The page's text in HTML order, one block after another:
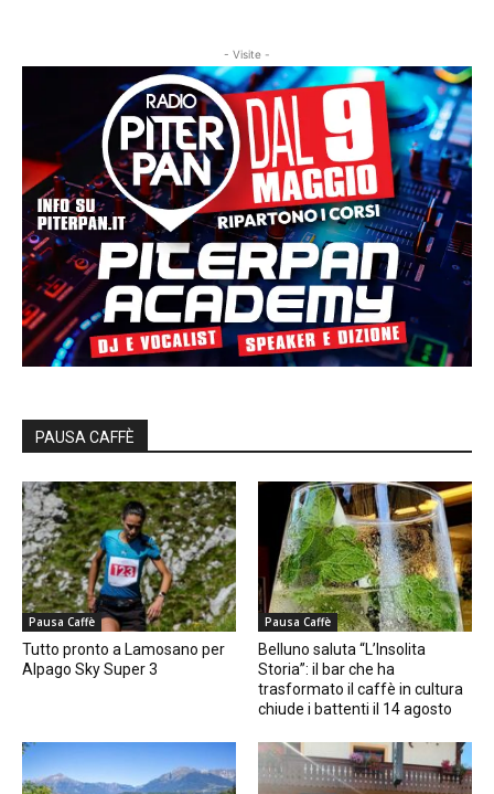
- Visite -
PAUSA CAFFÈ
Pausa Caffè
Tutto pronto a Lamosano per
Alpago Sky Super 3
Pausa Caffè
Belluno saluta “L’Insolita
Storia”: il bar che ha
trasformato il caffè in cultura
chiude i battenti il 14 agosto